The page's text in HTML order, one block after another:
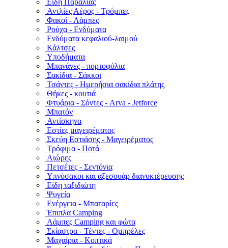
Είδη Παραλίας
Αντλίες Αέρος - Τρόμπες
Φακοί - Λάμπες
Ρούχα - Ενδύματα
Ενδύματα κεφαλιού-λαιμού
Κάλτσες
Υποδήματα
Μπανάνες - πορτοφόλια
Σακίδια - Σάκκοι
Τσάντες - Ημερήσια σακίδια πλάτης
Θήκες - κουτιά
Φτυάρια - Σόντες - Arva - Jetforce
Μπατόν
Αντίσκηνα
Εστίες μαγειρέματος
Σκεύη Εστιάσης - Μαγειρέματος
Τρόφιμα - Ποτά
Αιώρες
Πετσέτες - Σεντόνια
Υπνόσακοι και αξεσουάρ διανυκτέρευσης
Είδη ταξιδιώτη
Ψυγεία
Ενέργεια - Μπαταρίες
Έπιπλα Camping
Λάμπες Camping και φώτα
Σκίαστρα - Τέντες - Ομπρέλες
Μαχαίρια - Κοπτικά